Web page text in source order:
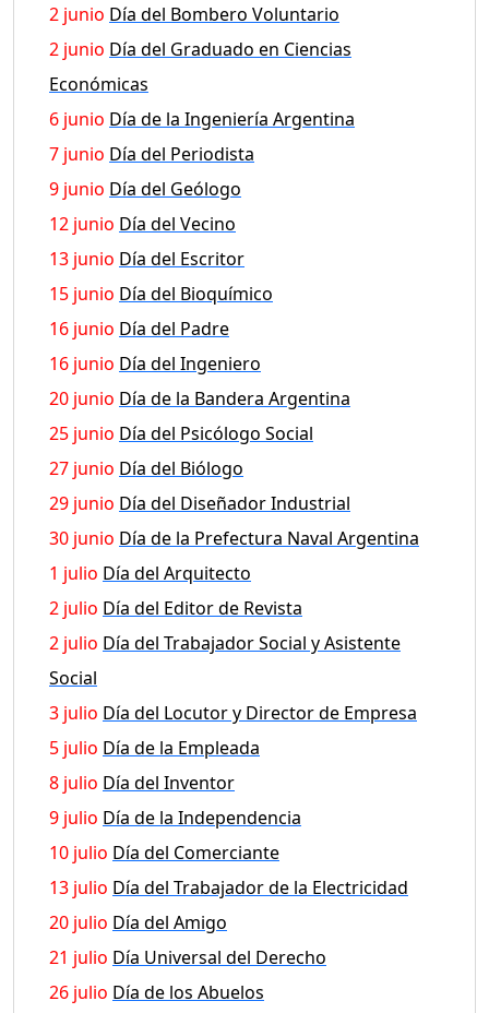
2 junio Día del Bombero Voluntario
2 junio Día del Graduado en Ciencias
Económicas
6 junio Día de la Ingeniería Argentina
7 junio Día del Periodista
9 junio Día del Geólogo
12 junio Día del Vecino
13 junio Día del Escritor
15 junio Día del Bioquímico
16 junio Día del Padre
16 junio Día del Ingeniero
20 junio Día de la Bandera Argentina
25 junio Día del Psicólogo Social
27 junio Día del Biólogo
29 junio Día del Diseñador Industrial
30 junio Día de la Prefectura Naval Argentina
1 julio Día del Arquitecto
2 julio Día del Editor de Revista
2 julio Día del Trabajador Social y Asistente
Social
3 julio Día del Locutor y Director de Empresa
5 julio Día de la Empleada
8 julio Día del Inventor
9 julio Día de la Independencia
10 julio Día del Comerciante
13 julio Día del Trabajador de la Electricidad
20 julio Día del Amigo
21 julio Día Universal del Derecho
26 julio Día de los Abuelos